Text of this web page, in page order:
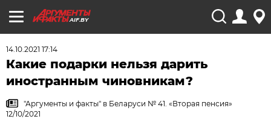
AIF.BY
14.10.2021 17:14
Какие подарки нельзя дарить
иностранным чиновникам?
"Аргументы и факты" в Беларуси № 41. «Вторая пенсия»
12/10/2021